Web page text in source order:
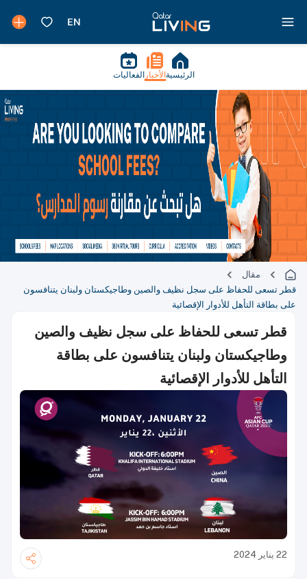
الرئيسية الأخبار الفعاليات
مقال
قطر تسعى للحفاظ على سجل نظيف والصين وطاجيكستان ولبنان يتنافسون
على بطاقة التأهل للأدوار الإقصائية
قطر تسعى للحفاظ على سجل نظيف والصين
وطاجيكستان ولبنان يتنافسون على بطاقة
التأهل للأدوار الإقصائية
22 يناير 2024